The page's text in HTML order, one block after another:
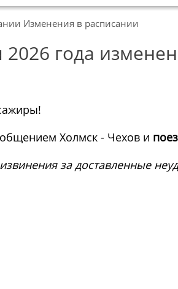
Изменения в расписании
2026 года
Холмск - Чехов и
за доставленные